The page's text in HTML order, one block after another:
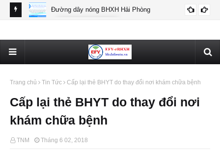
Đường dây nóng BHXH Hải Phòng
Trang chủ Tin Tức Cấp lại thẻ BHYT do thay đổi nơi khám chữa bệnh
Cấp lại thẻ BHYT do thay đổi nơi
khám chữa bệnh
TNM Tháng 6 02, 2018